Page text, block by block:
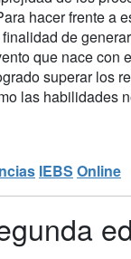
hacer frente a
de
que nace con
superar los
las habilidades
IEBS Online